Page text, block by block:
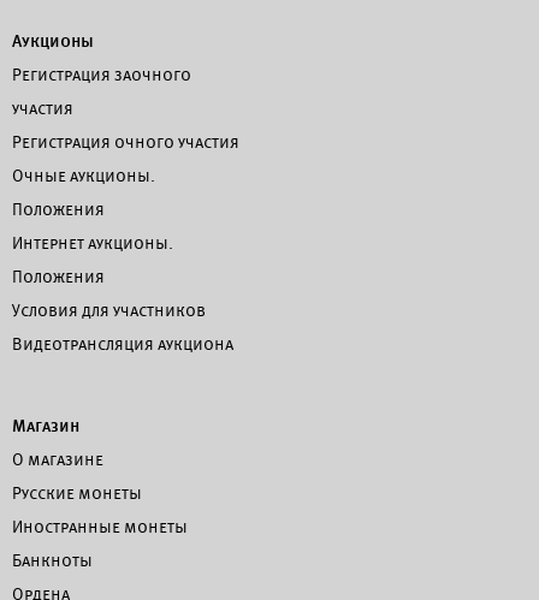
Аукционы
Регистрация заочного
участия
Регистрация очного участия
Очные аукционы.
Положения
Интернет аукционы.
Положения
Условия для участников
Видеотрансляция аукциона
Магазин
О магазине
Русские монеты
Иностранные монеты
Банкноты
Ордена